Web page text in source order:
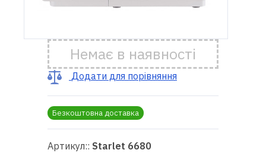
Гарантія
Ремонт
техніки
Корисні
Немає в наявності
Додати для порівняння
Безкоштовна доставка
Артикул:: Starlet 6680